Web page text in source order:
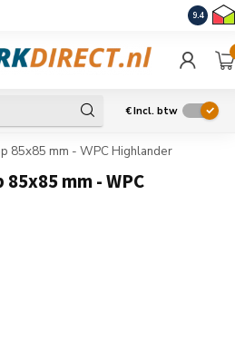
9.4
€Incl. btw
85x85 mm - WPC Highlander
mm - WPC